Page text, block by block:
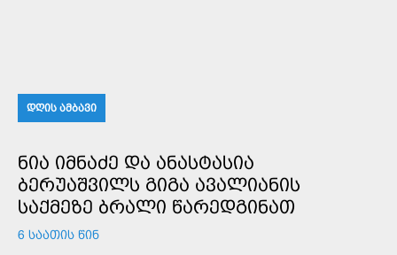
ᲓᲦᲘᲡ ᲐᲛᲑᲐᲕᲘ
ᲜᲘᲐ ᲘᲛᲜᲐᲫᲔ ᲓᲐ ᲐᲜᲐᲡᲢᲐᲡᲘᲐ
ᲑᲔᲠᲣᲐᲨᲕᲘᲚᲡ ᲒᲘᲒᲐ ᲐᲕᲐᲚᲘᲐᲜᲘᲡ
ᲡᲐᲥᲛᲔᲖᲔ ᲑᲠᲐᲚᲘ ᲬᲐᲠᲔᲓᲒᲘᲜᲐᲗ
6 ᲡᲐᲐᲗᲘᲡ ᲬᲘᲜ